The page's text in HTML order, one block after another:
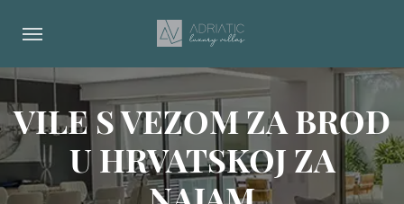
VILE S VEZOM ZA BROD
U HRVATSKOJ ZA